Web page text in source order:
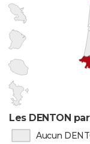
Les DENTON
Aucun